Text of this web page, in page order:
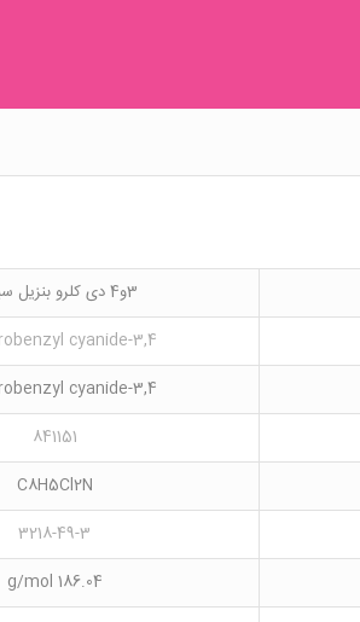
3و4 دی کلرو بنزیل سیانید
3,4-Dichlorobenzyl cyanide
3,4-Dichlorobenzyl cyanide
841151
C8H5Cl2N
3218-49-3
186.04 g/mol